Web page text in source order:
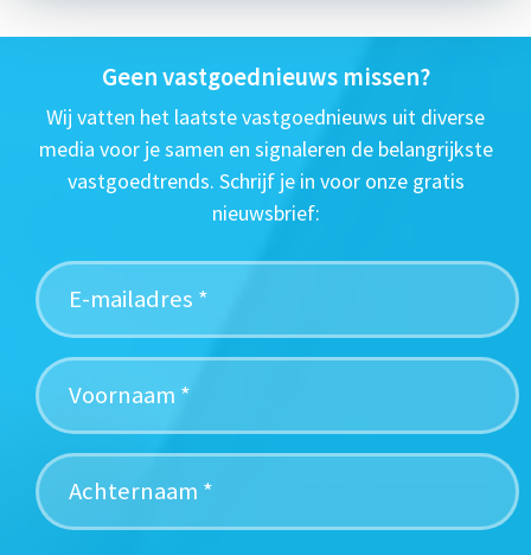
Geen vastgoednieuws missen?
Wij vatten het laatste vastgoednieuws uit diverse
media voor je samen en signaleren de belangrijkste
vastgoedtrends. Schrijf je in voor onze gratis
nieuwsbrief: